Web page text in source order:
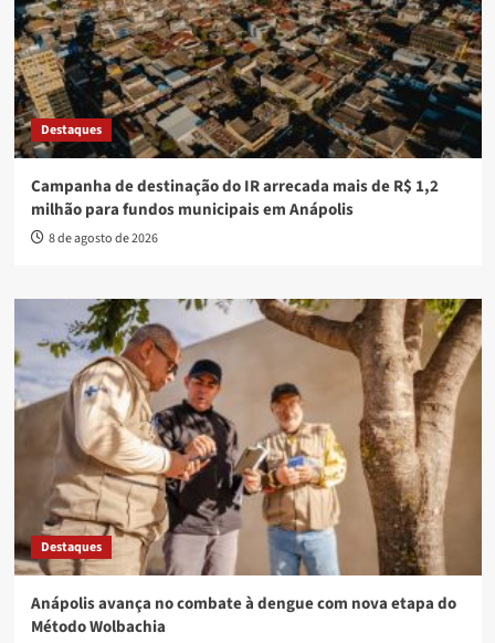
Destaques
Campanha de destinação do IR arrecada mais de R$ 1,2
milhão para fundos municipais em Anápolis
8 de agosto de 2026
Destaques
Anápolis avança no combate à dengue com nova etapa do
Método Wolbachia